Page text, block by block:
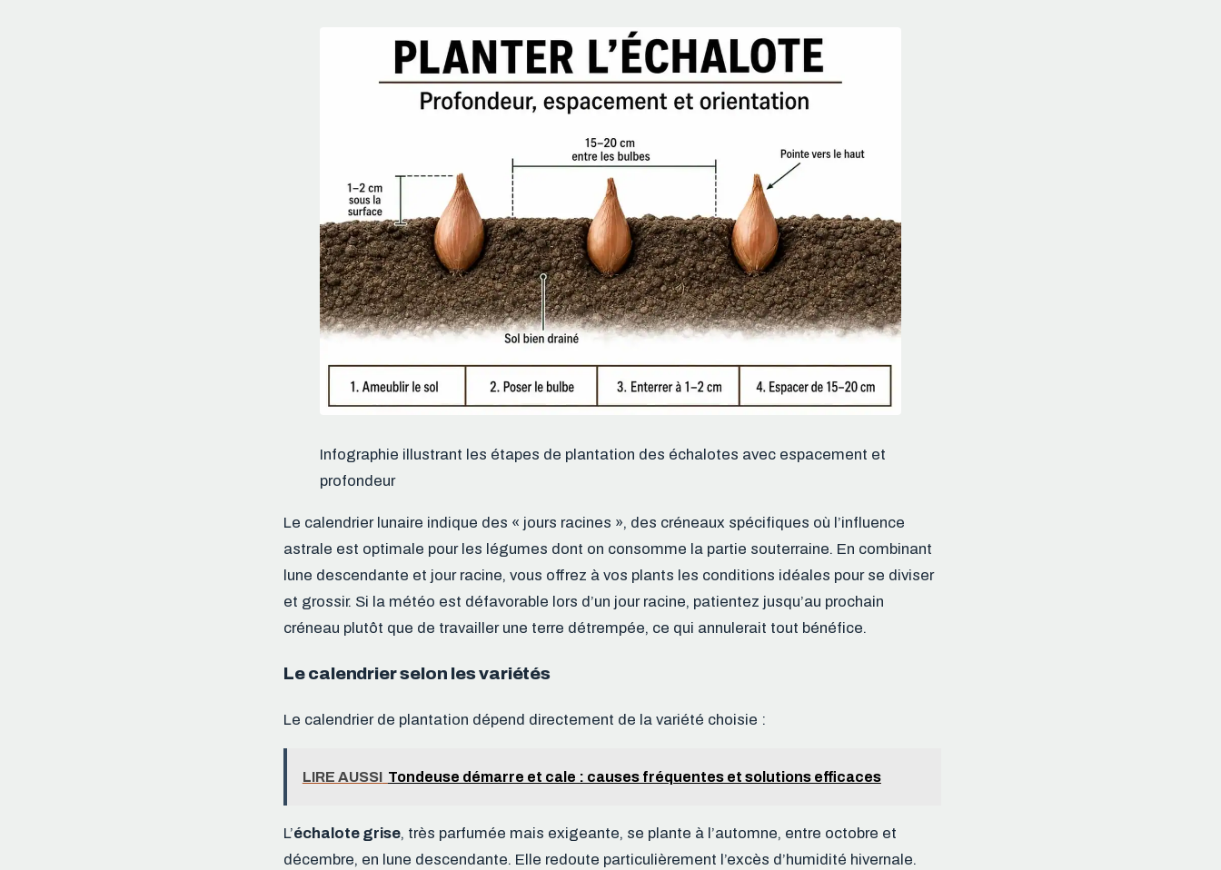
Infographie illustrant les étapes de plantation des échalotes avec espacement et
profondeur
Le calendrier lunaire indique des « jours racines », des créneaux spécifiques où l’influence
astrale est optimale pour les légumes dont on consomme la partie souterraine. En combinant
lune descendante et jour racine, vous offrez à vos plants les conditions idéales pour se diviser
et grossir. Si la météo est défavorable lors d’un jour racine, patientez jusqu’au prochain
créneau plutôt que de travailler une terre détrempée, ce qui annulerait tout bénéfice.
Le calendrier selon les variétés
Le calendrier de plantation dépend directement de la variété choisie :
LIRE AUSSI Tondeuse démarre et cale : causes fréquentes et solutions efficaces
L’échalote grise, très parfumée mais exigeante, se plante à l’automne, entre octobre et
décembre, en lune descendante. Elle redoute particulièrement l’excès d’humidité hivernale.